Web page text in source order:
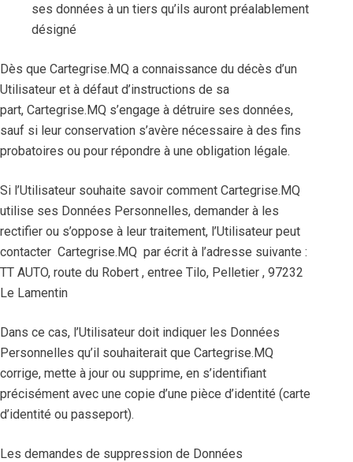
ses données à un tiers qu’ils auront préalablement
désigné
Dès que Cartegrise.MQ a connaissance du décès d’un
Utilisateur et à défaut d’instructions de sa
part, Cartegrise.MQ s’engage à détruire ses données,
sauf si leur conservation s’avère nécessaire à des fins
probatoires ou pour répondre à une obligation légale.
Si l’Utilisateur souhaite savoir comment Cartegrise.MQ
utilise ses Données Personnelles, demander à les
rectifier ou s’oppose à leur traitement, l’Utilisateur peut
contacter Cartegrise.MQ par écrit à l’adresse suivante :
TT AUTO, route du Robert , entree Tilo, Pelletier , 97232
Le Lamentin
Dans ce cas, l’Utilisateur doit indiquer les Données
Personnelles qu’il souhaiterait que Cartegrise.MQ
corrige, mette à jour ou supprime, en s’identifiant
précisément avec une copie d’une pièce d’identité (carte
d’identité ou passeport).
Les demandes de suppression de Données